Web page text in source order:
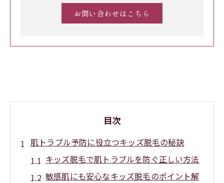
お問い合わせはこちら
目次
肌トラブル予防に役立つキッズ脱毛の秘訣
キッズ脱毛で肌トラブルを防ぐ正しい方法
敏感肌にも安心なキッズ脱毛のポイント解